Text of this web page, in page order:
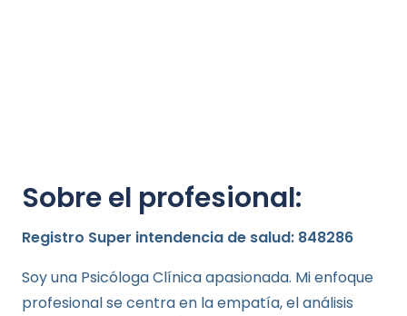
Sobre el profesional:
Registro Super intendencia de salud: 848286
Soy una Psicóloga Clínica apasionada. Mi enfoque
profesional se centra en la empatía, el análisis